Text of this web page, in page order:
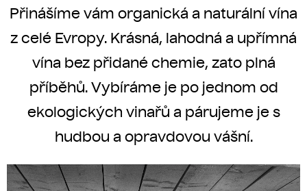
CZK
Přinášíme vám organická a naturální vína
z celé Evropy. Krásná, lahodná a upřímná
vína bez přidané chemie, zato plná
příběhů. Vybíráme je po jednom od
ekologických vinařů a párujeme je s
hudbou a opravdovou vášní.